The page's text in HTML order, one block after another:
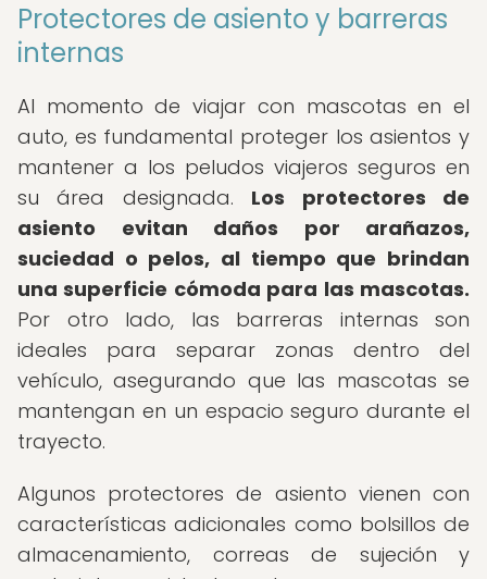
Protectores de asiento y barreras
internas
Al momento de viajar con mascotas en el
auto, es fundamental proteger los asientos y
mantener a los peludos viajeros seguros en
su área designada. Los protectores de
asiento evitan daños por arañazos,
suciedad o pelos, al tiempo que brindan
una superficie cómoda para las mascotas.
Por otro lado, las barreras internas son
ideales para separar zonas dentro del
vehículo, asegurando que las mascotas se
mantengan en un espacio seguro durante el
trayecto.
Algunos protectores de asiento vienen con
características adicionales como bolsillos de
almacenamiento, correas de sujeción y